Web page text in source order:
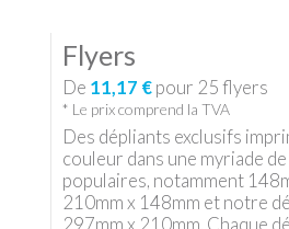
Flyers
De 11,17 €pour 25flyers
* Le prix comprend la TVA
Des dépliants exclusifs
couleur dans une myriade
populaires, notamment
210mm x 148mm et notre
297mm x 210mm. Chaque